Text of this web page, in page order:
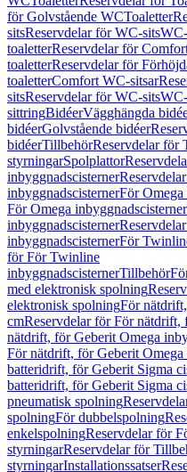
för Golvstående WCToaletter
sitsReservdelar för WC-sits
toaletterReservdelar för
toaletterReservdelar för
toaletterComfort WC-sitsar
sitsReservdelar för WC-sits
sittringBidéerVägghängda
bidéerGolvstående bidéer
bidéerTillbehörReservdelar för
styrningarSpolplattor
inbyggnadscisterner
inbyggnadscisternerFör Omega
För Omega inbyggnadscisterner
inbyggnadscisterner
inbyggnadscisternerFör
för För Twinline
inbyggnadscisternerTillbehör
med elektronisk spolning
elektronisk spolningFör
cmReservdelar för För nätdrift,
nätdrift, för Geberit Omega
För nätdrift, för Geberit
batteridrift, för Geberit Sigma
batteridrift, för Geberit Sigma
pneumatisk spolning
spolningFör dubbelspolning
enkelspolningReservdelar för
styrningarReservdelar för
styrningarInstallationssatser